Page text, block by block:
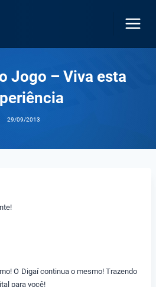
Jogo – Viva esta
29/09/2013
O Digaí continua o mesmo! Trazendo
para você!